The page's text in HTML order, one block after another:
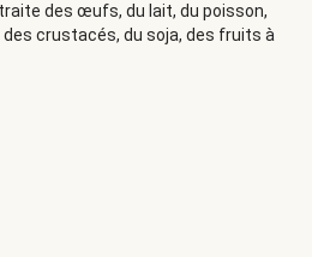
dans des bols sur la
puisse garnir son pain pita à
des œufs, du lait, du poisson,
crustacés, du soja, des fruits à